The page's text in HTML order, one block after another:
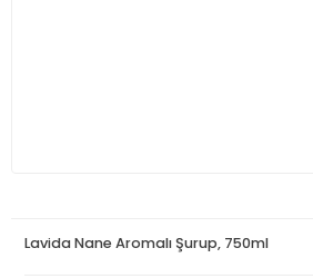
Lavida Nane Aromalı Şurup, 750ml